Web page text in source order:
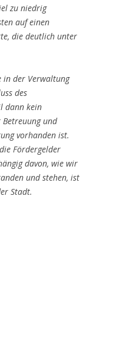
zu niedrig
auf einen
die deutlich unter
in der Verwaltung
des
dann kein
Betreuung und
vorhanden ist.
Fördergelder
davon, wie wir
und stehen, ist
Stadt.